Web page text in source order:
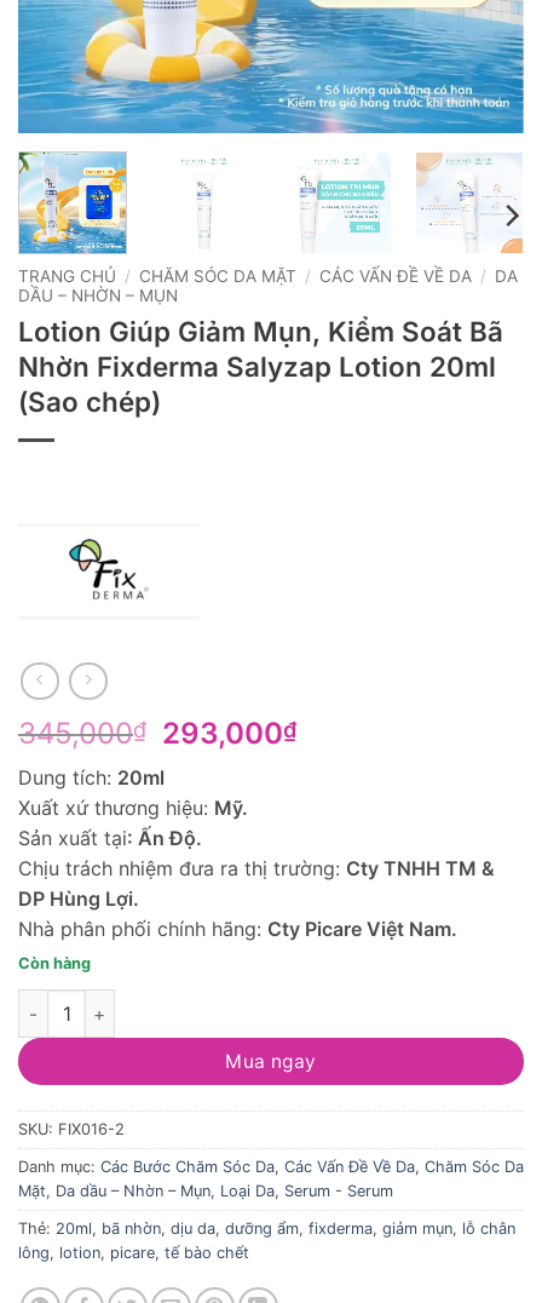
TRANG CHỦ / CHĂM SÓC DA MẶT / CÁC VẤN ĐỀ VỀ DA / DA
DẦU – NHỜN – MỤN
Lotion Giúp Giảm Mụn, Kiểm Soát Bã
Nhờn Fixderma Salyzap Lotion 20ml
(Sao chép)
345,000₫
Giá
gốc
là:
345,000₫.
293,000₫Giá
Dung tích: 20ml
Xuất xứ thương hiệu: Mỹ.
Sản xuất tại: Ấn Độ.
Chịu trách nhiệm đưa ra thị trường: Cty TNHH TM &
DP Hùng Lợi.
Nhà phân phối chính hãng: Cty Picare Việt Nam.
Còn hàng
Lotion Giúp Giảm Mụn, Kiểm Soát Bã Nhờn Fixderma
Mua ngay
SKU: FIX016-2
Danh mục: Các Bước Chăm Sóc Da, Các Vấn Đề Về Da, Chăm Sóc Da
Mặt, Da dầu – Nhờn – Mụn, Loại Da, Serum - Serum
Thẻ: 20ml, bã nhờn, dịu da, dưỡng ẩm, fixderma, giảm mụn, lỗ chân
lông, lotion, picare, tế bào chết